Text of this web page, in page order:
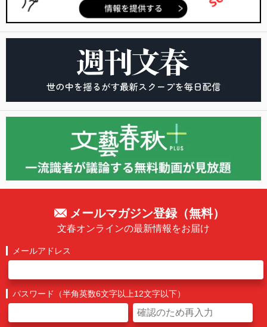
メールマガジン登録（無料）
文春オンラインの最新情報をお届け
メールアドレス
パスワード（半角英数6文字以上12文字以下）